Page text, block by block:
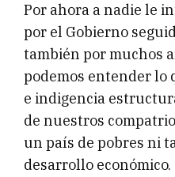
Por ahora a nadie le
por el Gobierno
también por muchos
podemos entender lo
e indigencia
de nuestros
un país de pobres ni
desarrollo